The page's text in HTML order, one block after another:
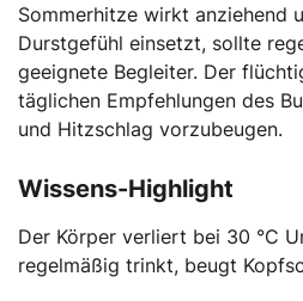
Sommerhitze wirkt anziehend
Durstgefühl einsetzt, sollte
geeignete Begleiter. Der
täglichen Empfehlungen des
und Hitzschlag vorzubeugen.
Wissens-Highlight
Der Körper verliert bei 30 °C
regelmäßig trinkt, beugt